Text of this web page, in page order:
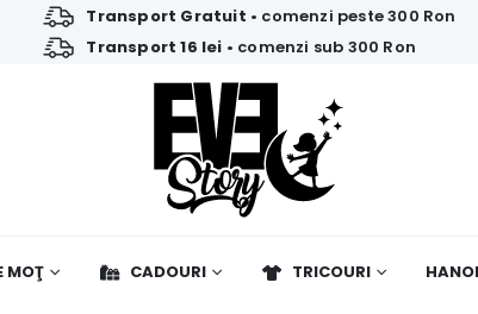
Transport Gratuit • comenzi peste 300 Ron
Transport 16 lei • comenzi sub 300 Ron
MOŢ CADOURI TRICOURI